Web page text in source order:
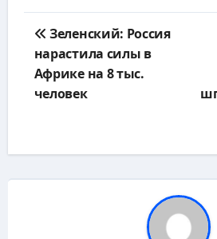
по
записям
Зеленский: Россия
нарастила силы в
Африке на 8 тыс.
человек